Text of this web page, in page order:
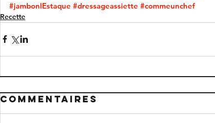
#jambonlEstaque #dressageassiette #commeunchef
Recette
Commentaires